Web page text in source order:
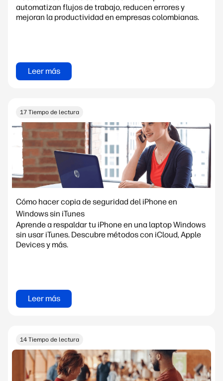
automatizan flujos de trabajo, reducen errores y
mejoran la productividad en empresas colombianas.
Leer más
17 Tiempo de lectura
Cómo hacer copia de seguridad del iPhone en
Windows sin iTunes
Aprende a respaldar tu iPhone en una laptop Windows
sin usar iTunes. Descubre métodos con iCloud, Apple
Devices y más.
Leer más
14 Tiempo de lectura